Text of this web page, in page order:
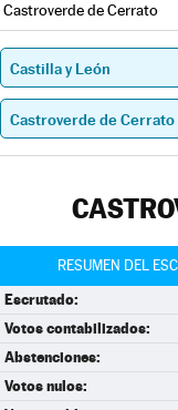
Castroverde de Cerrato
RESUMEN DEL
Escrutado:
Votos contabilizados:
Abstenciones:
Votos nulos: